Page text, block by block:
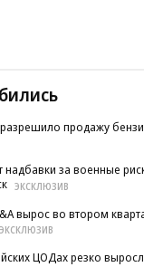
продажу
за военные
ЭКСКЛЮЗИВ
вырос во втором
ЭКСКЛЮЗИВ
ЦОДах резко